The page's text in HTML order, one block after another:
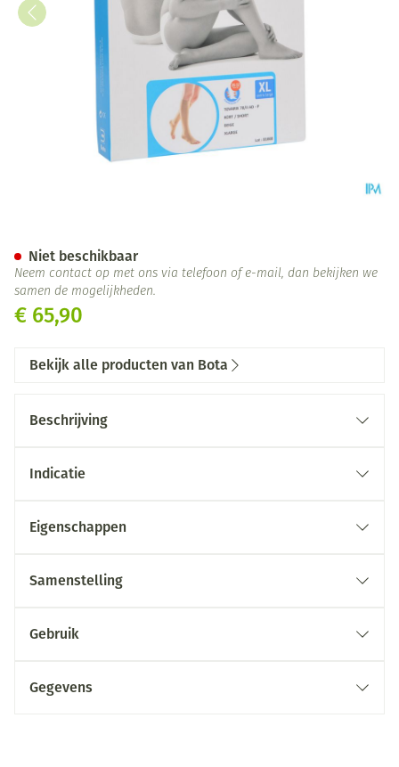
€ 65,90
Niet beschikbaar
Neem contact op met ons via telefoon of e-mail, dan bekijken we
samen de mogelijkheden.
Bekijk alle producten van Bota
Beschrijving
Indicatie
Eigenschappen
Samenstelling
Gebruik
Gegevens